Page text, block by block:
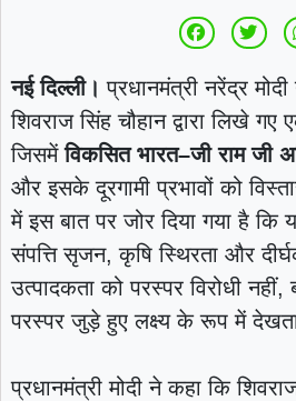
नई दिल्ली। प्रधानमंत्री नरेंद्र
शिवराज सिंह चौहान द्वारा लिखे
जिसमेंविकसित भारत–जी राम जी
और इसके दूरगामी प्रभावों को
में इस बात पर जोर दिया गया है कि
संपत्ति सृजन, कृषि स्थिरता और
उत्पादकता को परस्पर विरोधी
परस्पर जुड़े हुए लक्ष्य के रूप में
प्रधानमंत्री मोदी ने कहा कि